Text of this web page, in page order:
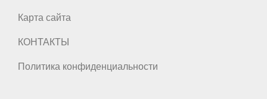
Карта сайта
КОНТАКТЫ
Политика конфиденциальности